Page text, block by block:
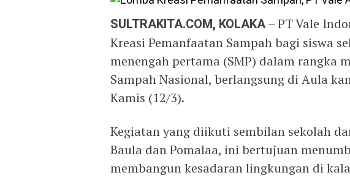
SULTRAKITA.COM, KOLAKA– PT Vale
Kreasi Pemanfaatan Sampah bagi siswa
menengah pertama (SMP) dalam rangka
Sampah Nasional, berlangsung di Aula
Kamis (12/3).
Kegiatan yang diikuti sembilan sekolah
Baula dan Pomalaa, ini bertujuan
membangun kesadaran lingkungan di